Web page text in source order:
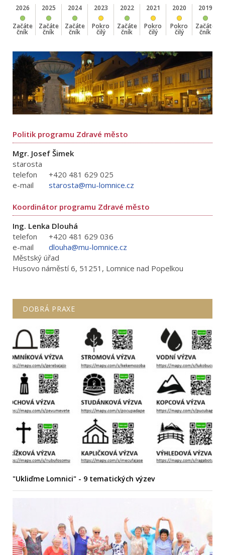
2026
Začáte
čník
2025
Začáte
čník
2024
Začáte
čník
2023
Pokro
čilý
2022
Začáte
čník
2021
Pokro
čilý
2020
Pokro
čilý
2019
Začáte
čník
Politik programu Zdravé město
Mgr. Josef Šimek
starosta
telefon
+420 481 629 025
e-mail
starosta@mu-lomnice.cz
Koordinátor programu Zdravé město
Ing. Lenka Dlouhá
telefon
+420 481 629 036
e-mail
dlouha@mu-lomnice.cz
Městský úřad
Husovo náměstí 6, 51251, Lomnice nad Popelkou
DOBRÁ PRAXE
"Ukliďme Lomnici" - 9 tematických výzev